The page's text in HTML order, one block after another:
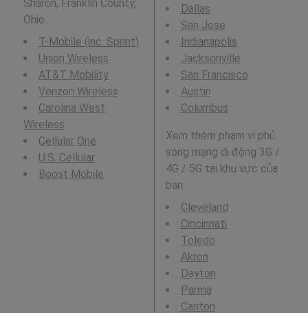
Sharon, Franklin County,
Ohio .
T-Mobile (inc. Sprint)
Union Wireless
AT&T Mobility
Verizon Wireless
Carolina West
Wireless
Cellular One
U.S. Cellular
Boost Mobile
Dallas
San Jose
Indianapolis
Jacksonville
San Francisco
Austin
Columbus
Xem thêm phạm vi phủ
sóng mạng di động 3G /
4G / 5G tại khu vực của
bạn:
Cleveland
Cincinnati
Toledo
Akron
Dayton
Parma
Canton